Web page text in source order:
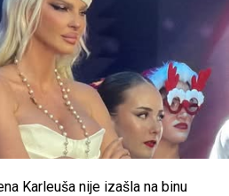
Karleuša nije izašla na binu